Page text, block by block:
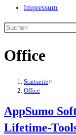
Impressum
Office
Startseite>
Office
AppSumo
Lifetime-